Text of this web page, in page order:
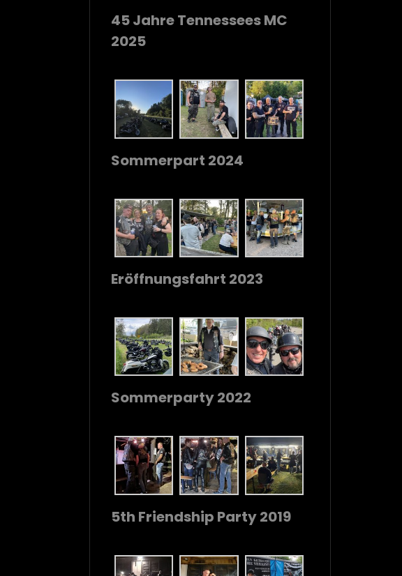
45 Jahre Tennessees MC
2025
Sommerpart 2024
Eröffnungsfahrt 2023
Sommerparty 2022
5th Friendship Party 2019